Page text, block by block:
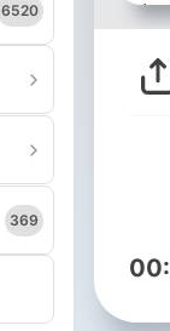
6520
369